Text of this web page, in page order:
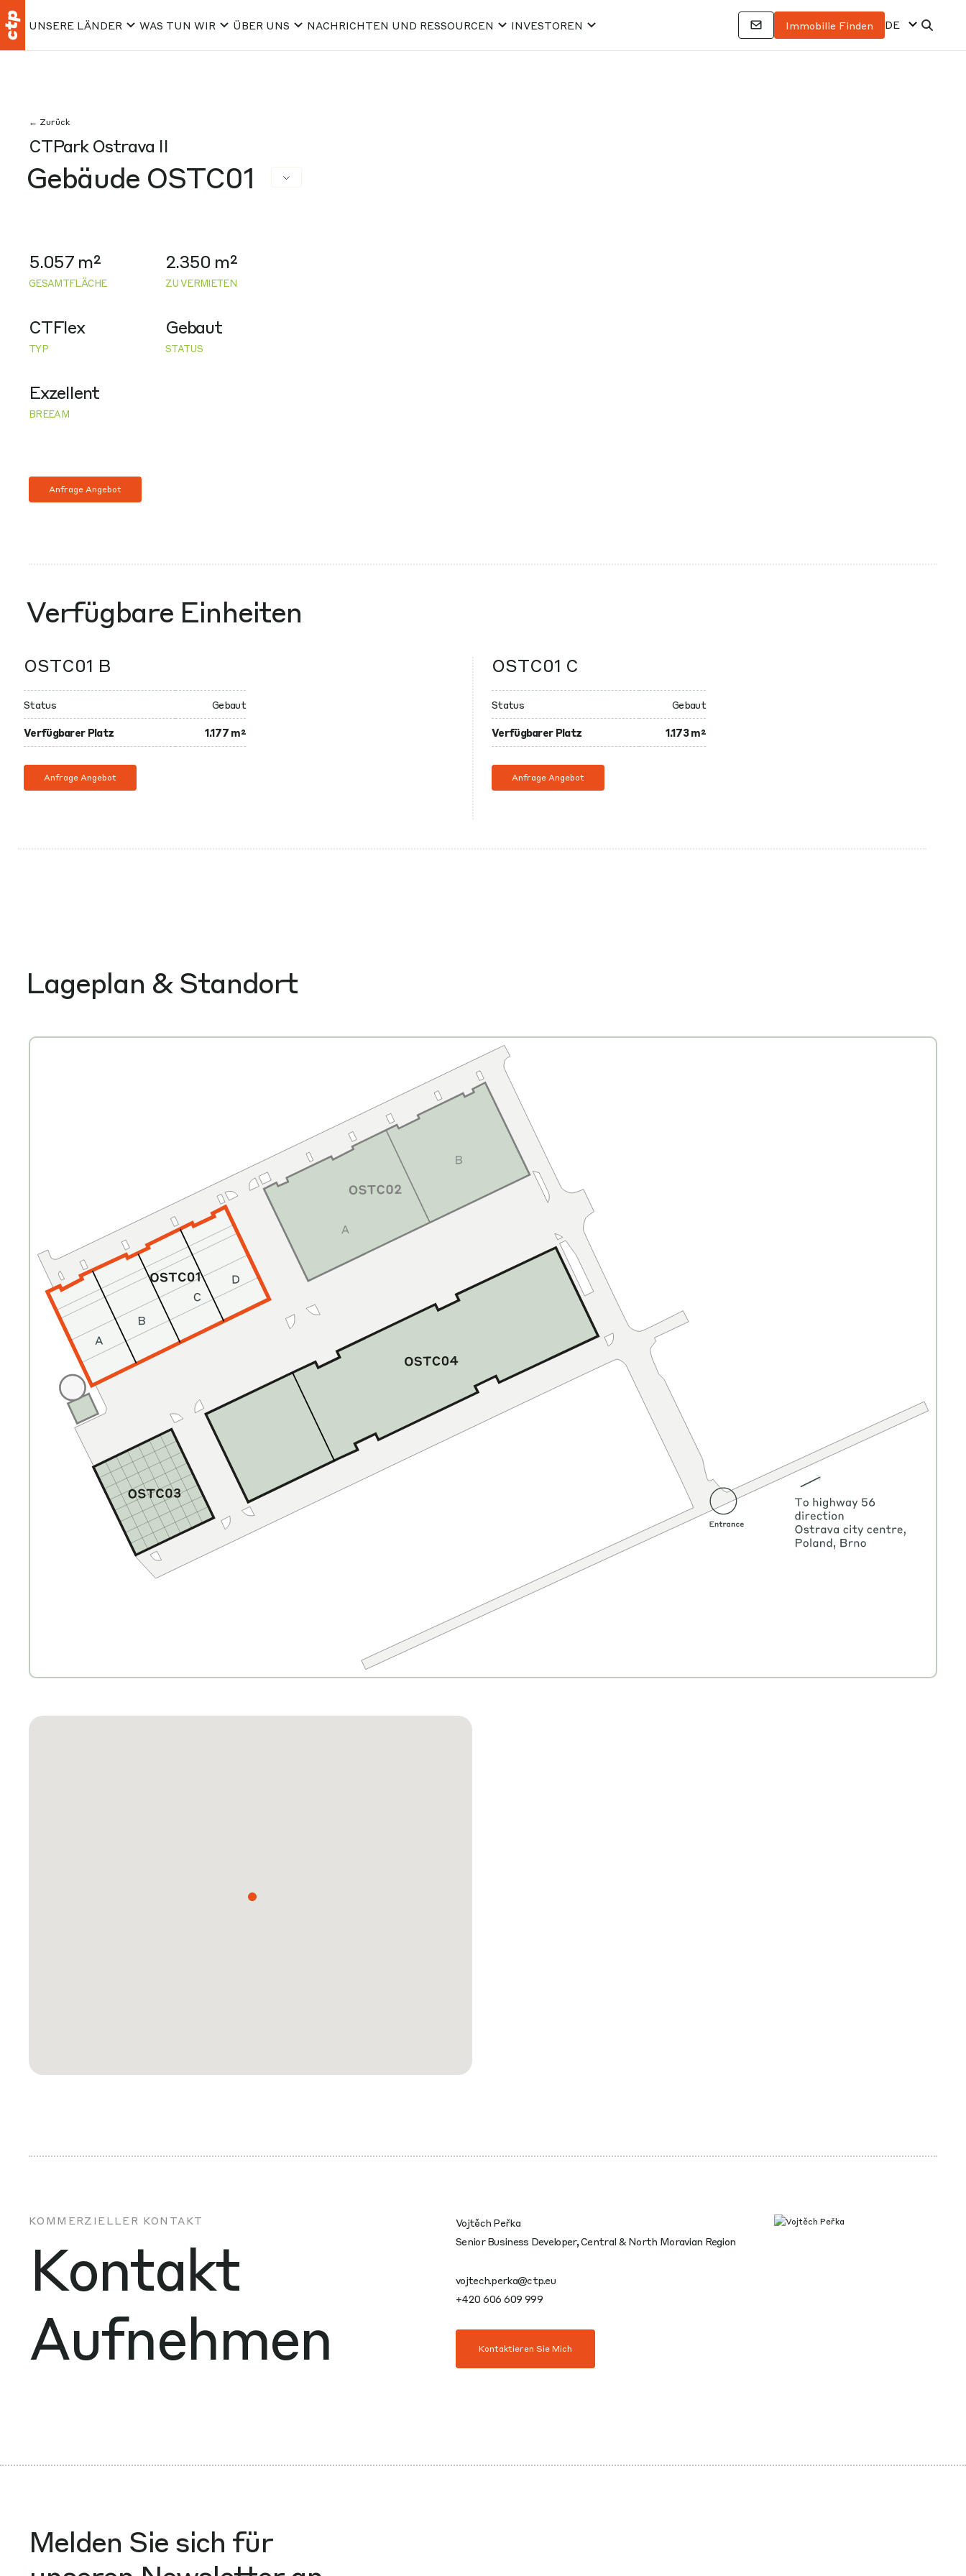
UNSERE LÄNDER WAS TUN WIR ÜBER UNS NACHRICHTEN UND RESSOURCEN INVESTOREN Immobilie Finden DE
← Zurück
CTPark Ostrava II
Gebäude OSTC01
5.057 m²
GESAMTFLÄCHE
2.350 m²
ZU VERMIETEN
CTFlex
TYP
Gebaut
STATUS
Exzellent
BREEAM
Anfrage Angebot
Verfügbare Einheiten
OSTC01 B
Status Gebaut
Verfügbarer Platz 1.177 m²
Anfrage Angebot
OSTC01 C
Status Gebaut
Verfügbarer Platz 1.173 m²
Anfrage Angebot
Lageplan & Standort
KOMMERZIELLER KONTAKT
Kontakt
Aufnehmen
Vojtěch Peřka
Senior Business Developer, Central & North Moravian Region
vojtech.perka@ctp.eu
+420 606 609 999
Kontaktieren Sie Mich
Melden Sie sich für